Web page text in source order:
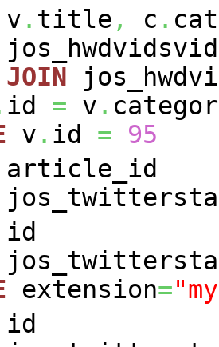
v . title , c .
JOIN
id = v .
v . id =
95
article_id
id
extension=
id